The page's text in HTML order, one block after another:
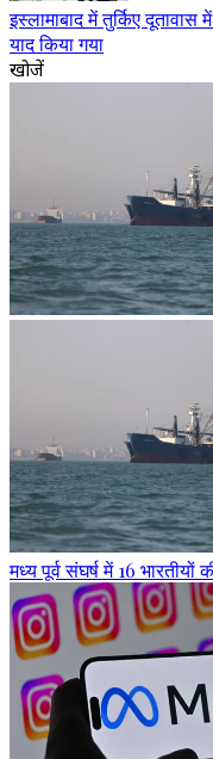
इस्लामाबाद में तुर्किए
याद किया गया
खोजें
मध्य पूर्व संघर्ष में 16